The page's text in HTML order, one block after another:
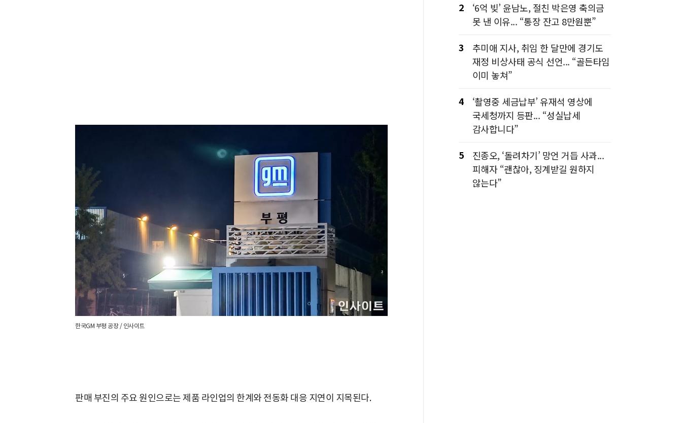
한국GM 부평 공장 / 인사이트
판매 부진의 주요 원인으로는 제품 라인업의 한계와 전동화 대응 지연이 지목된다.
2
‘6억 빚’ 윤남노, 절친 박은영 축의금
못 낸 이유... “통장 잔고 8만원뿐”
3
추미애 지사, 취임 한 달만에 경기도
재정 비상사태 공식 선언... “골든타임
이미 놓쳐”
4
‘촬영중 세금납부’ 유재석 영상에
국세청까지 등판... “성실납세
감사합니다”
5
진종오, ‘돌려차기’ 망언 거듭 사과...
피해자 “괜찮아, 징계받길 원하지
않는다”